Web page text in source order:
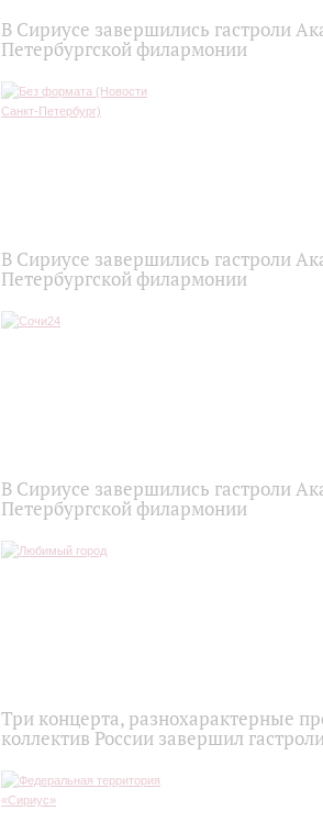
В Сириусе завершились гастроли
Петербургской филармонии
В Сириусе завершились гастроли
Петербургской филармонии
В Сириусе завершились гастроли
Петербургской филармонии
Три концерта, разнохарактерные
коллектив России завершил